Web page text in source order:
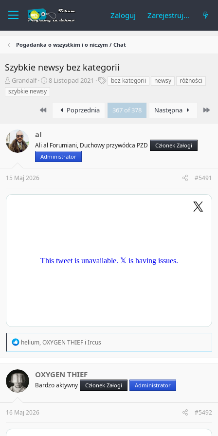
Zaloguj Zarejestruj się
Pogadanka o wszystkim i o niczym / Chat
Szybkie newsy bez kategorii
A
u
t
m
a
u
Grandalf
R
o
z
ę
t
y
8 Listopad 2021
Tbez kategorii newsy
różności
szybkie newsy
First Poprzednia 367 of 378 Następna
al
Ali al Forumiani, Duchowy przywódca PZD
Członek Załogi
Administrator
15 Maj 2026 #5491
R
t
i
o
s
:
helium,OXYGEN THIEF i Ircus
OXYGEN THIEF
Bardzo aktywny Członek Załogi Administrator
16 Maj 2026 #5492